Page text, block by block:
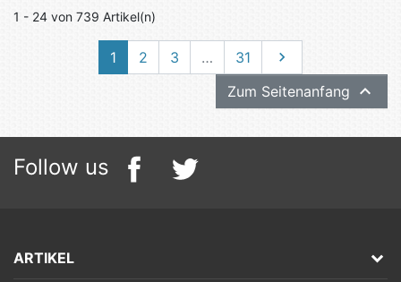
1 - 24 von 739 Artikel(n)
1 2 3 … 31 Weiter

Zum Seitenanfang 
Follow us
ARTIKEL